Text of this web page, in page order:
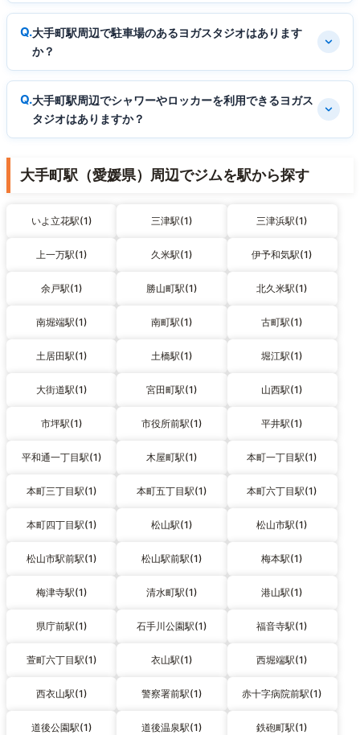
大手町駅周辺で駐車場のあるヨガスタジオはあります
か？
大手町駅周辺でシャワーやロッカーを利用できるヨガス
タジオはありますか？
大手町駅（愛媛県）周辺でジムを駅から探す
いよ立花駅(1) 三津駅(1) 三津浜駅(1)
上一万駅(1) 久米駅(1) 伊予和気駅(1)
余戸駅(1) 勝山町駅(1) 北久米駅(1)
南堀端駅(1) 南町駅(1) 古町駅(1)
土居田駅(1) 土橋駅(1) 堀江駅(1)
大街道駅(1) 宮田町駅(1) 山西駅(1)
市坪駅(1) 市役所前駅(1) 平井駅(1)
平和通一丁目駅(1) 木屋町駅(1) 本町一丁目駅(1)
本町三丁目駅(1) 本町五丁目駅(1) 本町六丁目駅(1)
本町四丁目駅(1) 松山駅(1) 松山市駅(1)
松山市駅前駅(1) 松山駅前駅(1) 梅本駅(1)
梅津寺駅(1) 清水町駅(1) 港山駅(1)
県庁前駅(1) 石手川公園駅(1) 福音寺駅(1)
萱町六丁目駅(1) 衣山駅(1) 西堀端駅(1)
西衣山駅(1) 警察署前駅(1) 赤十字病院前駅(1)
道後公園駅(1) 道後温泉駅(1) 鉄砲町駅(1)